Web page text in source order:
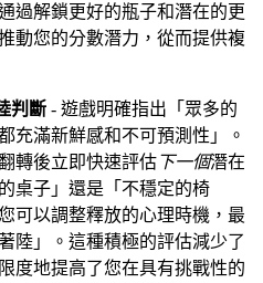
過解鎖更好的瓶子和潛在的更
動您的分數潛力，從而提供複
判斷 - 遊戲明確指出「眾多的
充滿新鮮感和不可預測性」。
轉後立即快速評估下一個潛在
桌子」還是「不穩定的椅
可以調整釋放的心理時機，最
陸」。這種積極的評估減少了
度地提高了您在具有挑戰性的